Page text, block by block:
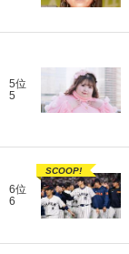
5位
5
6位
6
SCOOP!